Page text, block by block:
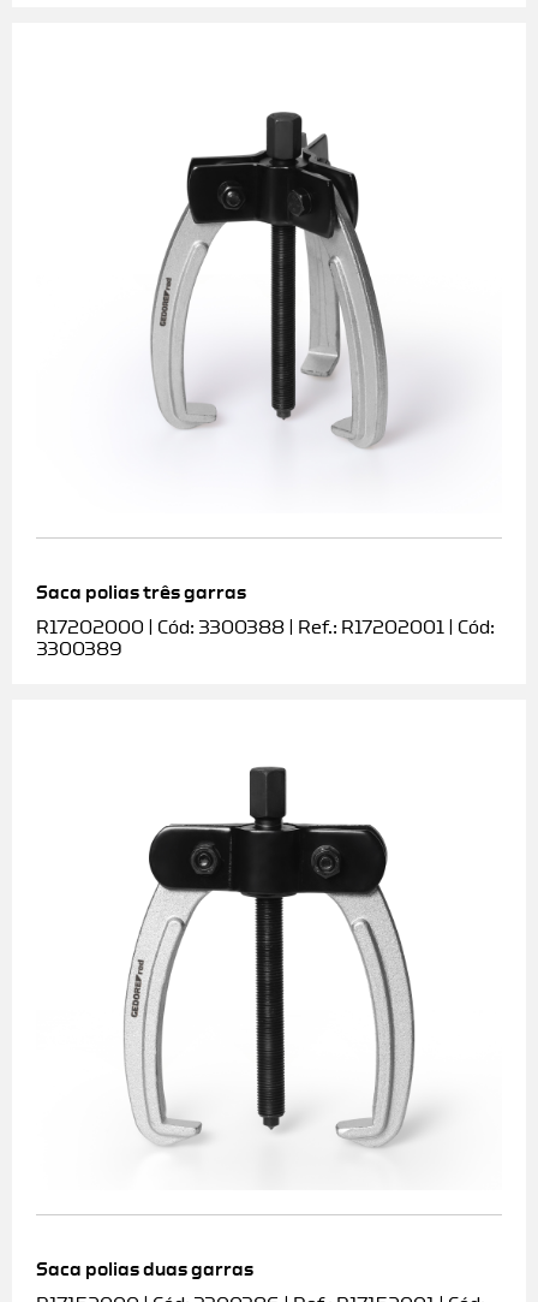
Saca polias três garras
R17202000 | Cód: 3300388 | Ref.: R17202001 | Cód:
3300389
Saca polias duas garras